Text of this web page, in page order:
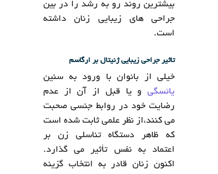
بیشترین روند رو به رشد را در بین
جراحی های زیبایی زنان داشته
است.
تاثیر جراحی زیبایی ژنیتال بر ارگاسم
خیلی از بانوان با ورود به سنین
یائسگی و یا قبل از آن از عدم
رضایت خود در روابط جنسی صحبت
می کنند،از نظر علمی ثابت شده است
که ظاهر دستگاه تناسلی زن بر
اعتماد به نفس تأثیر می گذارد.
اکنون زنان قادر به انتخاب گزینه